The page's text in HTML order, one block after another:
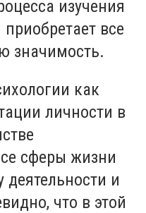
изучения
все
значимость.
как
личности в
сферы жизни
деятельности и
что в этой